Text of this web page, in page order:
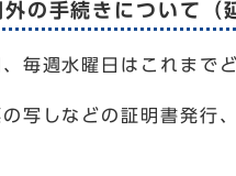
外の手続きについて（
毎週水曜日はこれまで
の写しなどの証明書発行